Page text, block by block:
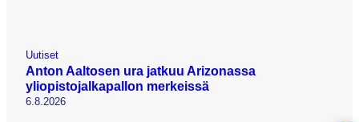
Uutiset
Anton Aaltosen ura jatkuu Arizonassa
yliopistojalkapallon merkeissä
6.8.2026